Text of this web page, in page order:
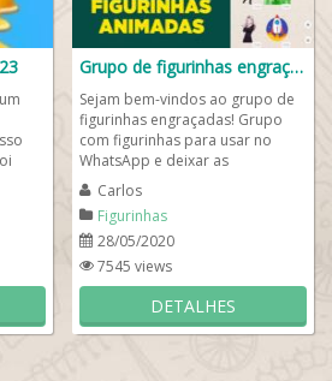
as
Grupo de figurinhas engraçadas
Sejam bem-vindos ao grupo de
figurinhas engraçadas! Grupo
com figurinhas para usar no
WhatsApp e deixar as
mensagens mais divertidas.
Encontre figurinhas...
Carlos
Figurinhas
28/05/2020
7545 views
DETALHES